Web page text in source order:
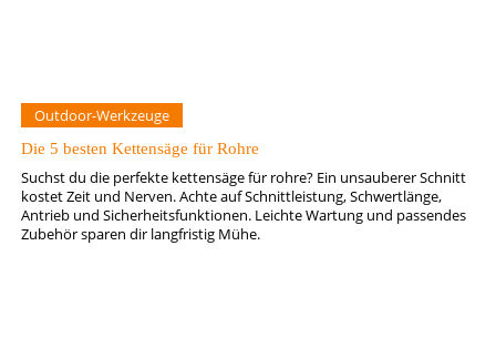
Outdoor-Werkzeuge
Die 5 besten Kettensäge für Rohre
Suchst du die perfekte kettensäge für rohre? Ein unsauberer Schnitt
kostet Zeit und Nerven. Achte auf Schnittleistung, Schwertlänge,
Antrieb und Sicherheitsfunktionen. Leichte Wartung und passendes
Zubehör sparen dir langfristig Mühe.